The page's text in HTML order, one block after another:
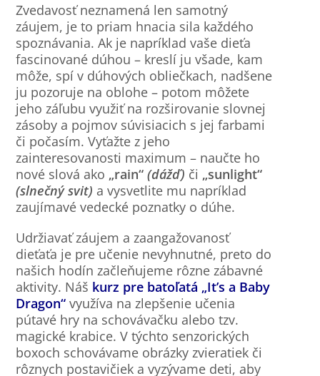
Zvedavosť neznamená len samotný
záujem, je to priam hnacia sila každého
spoznávania. Ak je napríklad vaše dieťa
fascinované dúhou – kreslí ju všade, kam
môže, spí v dúhových obliečkach, nadšene
ju pozoruje na oblohe – potom môžete
jeho záľubu využiť na rozširovanie slovnej
zásoby a pojmov súvisiacich s jej farbami
či počasím. Vyťažte z jeho
zainteresovanosti maximum – naučte ho
nové slová ako „rain“(dážď) či „sunlight“
(slnečný svit) a vysvetlite mu napríklad
zaujímavé vedecké poznatky o dúhe.
Udržiavať záujem a zaangažovanosť
dieťaťa je pre učenie nevyhnutné, preto do
našich hodín začleňujeme rôzne zábavné
aktivity. Náš kurz pre batoľatá „It’s a Baby
Dragon“ využíva na zlepšenie učenia
pútavé hry na schovávačku alebo tzv.
magické krabice. V týchto senzorických
boxoch schovávame obrázky zvieratiek či
rôznych postavičiek a vyzývame deti, aby